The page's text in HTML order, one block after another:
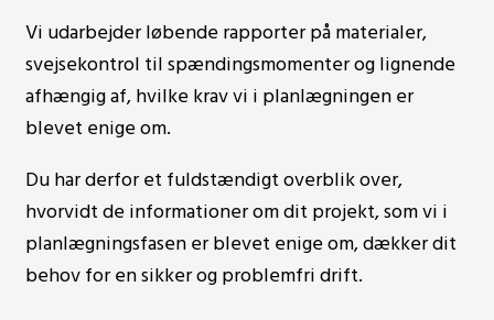
Vi udarbejder løbende rapporter på materialer,
svejsekontrol til spændingsmomenter og lignende
afhængig af, hvilke krav vi i planlægningen er
blevet enige om.
Du har derfor et fuldstændigt overblik over,
hvorvidt de informationer om dit projekt, som vi i
planlægningsfasen er blevet enige om, dækker dit
behov for en sikker og problemfri drift.